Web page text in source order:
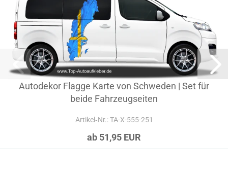
Autodekor Flagge Karte von Schweden | Set für
beide Fahrzeugseiten
Artikel‑Nr.: TA-X-555-251
ab 51,95 EUR